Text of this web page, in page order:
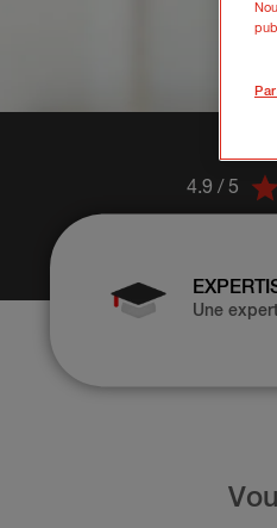
4.9 / 5
Une